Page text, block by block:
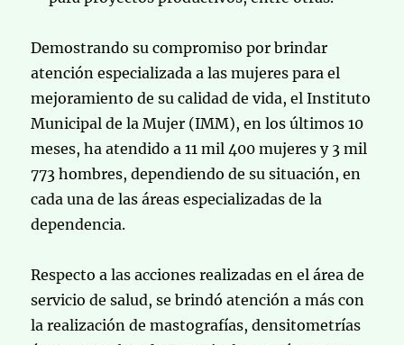
Demostrando su compromiso por brindar
atención especializada a las mujeres para el
mejoramiento de su calidad de vida, el Instituto
Municipal de la Mujer (IMM), en los últimos 10
meses, ha atendido a 11 mil 400 mujeres y 3 mil
773 hombres, dependiendo de su situación, en
cada una de las áreas especializadas de la
dependencia.
Respecto a las acciones realizadas en el área de
servicio de salud, se brindó atención a más con
la realización de mastografías, densitometrías